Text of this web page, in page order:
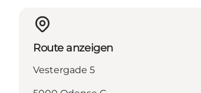
Route anzeigen
Vestergade 5